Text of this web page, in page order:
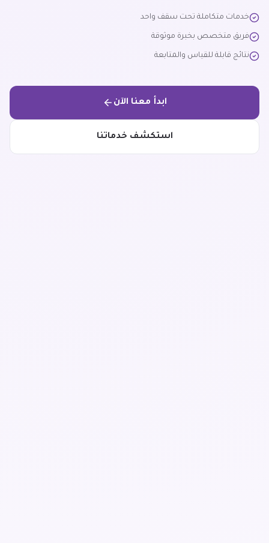
خدمات متكاملة تحت سقف واحد
فريق متخصص بخبرة موثوقة
نتائج قابلة للقياس والمتابعة
ابدأ معنا الآن
استكشف خدماتنا